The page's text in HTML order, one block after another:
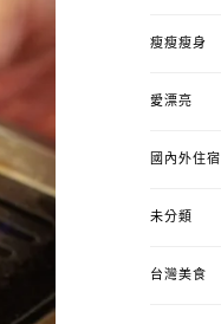
瘦瘦瘦身
愛漂亮
國內外住宿
未分類
台灣美食